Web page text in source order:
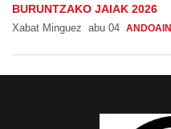
BURUNTZAKO JAIAK 2026
Xabat Minguez abu 04 ANDOAIN